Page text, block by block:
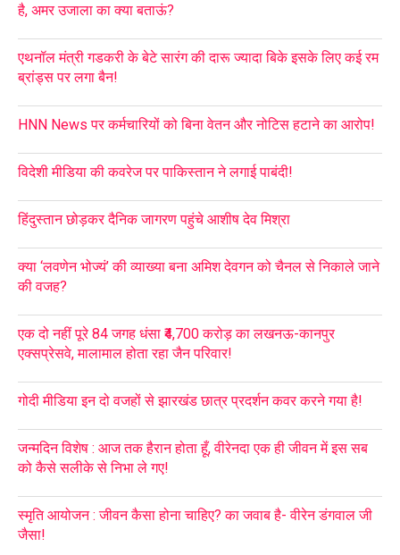
है, अमर उजाला का क्या बताऊं?
एथनॉल मंत्री गडकरी के बेटे सारंग की दारू ज्यादा बिके इसके लिए कई रम
ब्रांड्स पर लगा बैन!
HNN News पर कर्मचारियों को बिना वेतन और नोटिस हटाने का आरोप!
विदेशी मीडिया की कवरेज पर पाकिस्तान ने लगाई पाबंदी!
हिंदुस्तान छोड़कर दैनिक जागरण पहुंचे आशीष देव मिश्रा
क्या ‘लवणेन भोज्यं’ की व्याख्या बना अमिश देवगन को चैनल से निकाले जाने
की वजह?
एक दो नहीं पूरे 84 जगह धंसा ₹4,700 करोड़ का लखनऊ-कानपुर
एक्सप्रेसवे, मालामाल होता रहा जैन परिवार!
गोदी मीडिया इन दो वजहों से झारखंड छात्र प्रदर्शन कवर करने गया है!
जन्मदिन विशेष : आज तक हैरान होता हूँ, वीरेनदा एक ही जीवन में इस सब
को कैसे सलीके से निभा ले गए!
स्मृति आयोजन : जीवन कैसा होना चाहिए? का जवाब है- वीरेन डंगवाल जी
जैसा!